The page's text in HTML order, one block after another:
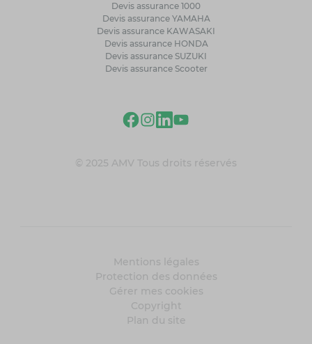
Devis assurance 1000
Devis assurance YAMAHA
Devis assurance KAWASAKI
Devis assurance HONDA
Devis assurance SUZUKI
Devis assurance Scooter
© 2025 AMV Tous droits réservés
Mentions légales
Protection des données
Gérer mes cookies
Copyright
Plan du site